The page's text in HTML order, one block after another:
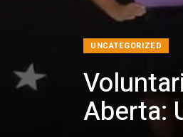
UNCATEGORIZED
Aberta: